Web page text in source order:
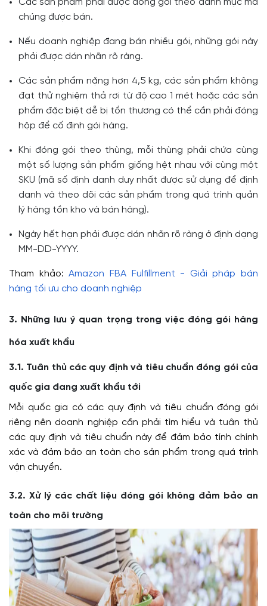
Các sản phẩm phải được đóng gói theo danh mục mà
chúng được bán.
Nếu doanh nghiệp đang bán nhiều gói, những gói này
phải được dán nhãn rõ ràng.
Các sản phẩm nặng hơn 4,5 kg, các sản phẩm không
đạt thử nghiệm thả rơi từ độ cao 1 mét hoặc các sản
phẩm đặc biệt dễ bị tổn thương có thể cần phải đóng
hộp để cố định gói hàng.
Khi đóng gói theo thùng, mỗi thùng phải chứa cùng
một số lượng sản phẩm giống hệt nhau với cùng một
SKU (mã số định danh duy nhất được sử dụng để định
danh và theo dõi các sản phẩm trong quá trình quản
lý hàng tồn kho và bán hàng).
Ngày hết hạn phải được dán nhãn rõ ràng ở định dạng
MM-DD-YYYY.
Tham khảo:Amazon FBA Fulfillment - Giải pháp bán
hàng tối ưu cho doanh nghiệp
3. Những lưu ý quan trọng trong việc đóng gói hàng
hóa xuất khẩu
3.1. Tuân thủ các quy định và tiêu chuẩn đóng gói của
quốc gia đang xuất khẩu tới
Mỗi quốc gia có các quy định và tiêu chuẩn đóng gói
riêng nên doanh nghiệp cần phải tìm hiểu và tuân thủ
các quy định và tiêu chuẩn này để đảm bảo tính chính
xác và đảm bảo an toàn cho sản phẩm trong quá trình
vận chuyển.
3.2. Xử lý các chất liệu đóng gói không đảm bảo an
toàn cho môi trường